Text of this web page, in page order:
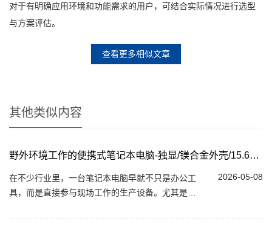
对于有明确应用环境和功能需求的用户，可结合实际情况进行选型
与方案评估。
查看更多相似文章
其他类似内容
野外环境工作的便携式笔记本电脑-独显/镁合金外壳/15.6英寸
2026-05-08
在不少行业里，一台笔记本电脑早就不只是办公工
具，而是直接参与现场工作的生产设备。尤其是在
见，普通消费级笔记本很难长期扛住。在这样...